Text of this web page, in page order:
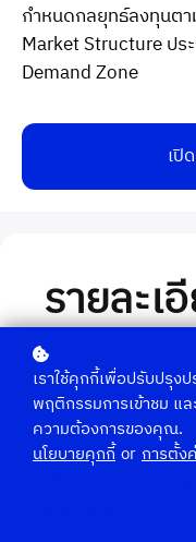
กำหนดกลยุทธ์ลงทุนต
Market Structure ปร
Demand Zone
เปิ
รายละเ
คลาส " การลงทุนไ
TFEX และทองคำ "
Economic Cycle,
Following), การวิเ
เราใช้คุกกี้เพื่อปรับปรุง
พฤติกรรมการเข้าชม แ
ความต้องการของคุณ.
นโยบายคุกกี้ or การตั้ง